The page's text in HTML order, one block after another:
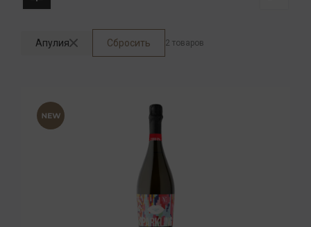
Апулия Сбросить 2 товаров